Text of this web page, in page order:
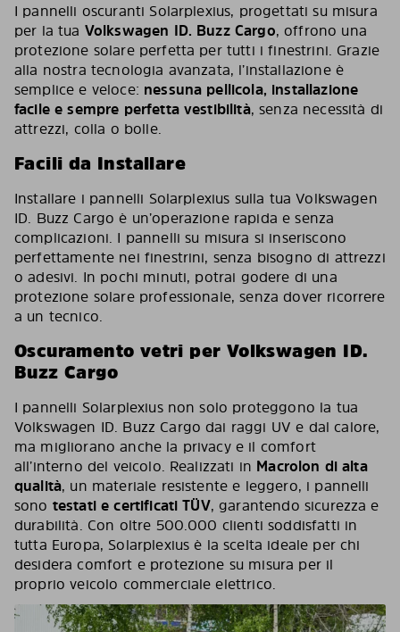
I pannelli oscuranti Solarplexius, progettati su misura
per la tua Volkswagen ID. Buzz Cargo, offrono una
protezione solare perfetta per tutti i finestrini. Grazie
alla nostra tecnologia avanzata, l’installazione è
semplice e veloce: nessuna pellicola, installazione
facile e sempre perfetta vestibilità, senza necessità di
attrezzi, colla o bolle.
Facili da Installare
Installare i pannelli Solarplexius sulla tua Volkswagen
ID. Buzz Cargo è un’operazione rapida e senza
complicazioni. I pannelli su misura si inseriscono
perfettamente nei finestrini, senza bisogno di attrezzi
o adesivi. In pochi minuti, potrai godere di una
protezione solare professionale, senza dover ricorrere
a un tecnico.
Oscuramento vetri per Volkswagen ID.
Buzz Cargo
I pannelli Solarplexius non solo proteggono la tua
Volkswagen ID. Buzz Cargo dai raggi UV e dal calore,
ma migliorano anche la privacy e il comfort
all’interno del veicolo. Realizzati in Macrolon di alta
qualità, un materiale resistente e leggero, i pannelli
sono testati e certificati TÜV, garantendo sicurezza e
durabilità. Con oltre 500.000 clienti soddisfatti in
tutta Europa, Solarplexius è la scelta ideale per chi
desidera comfort e protezione su misura per il
proprio veicolo commerciale elettrico.